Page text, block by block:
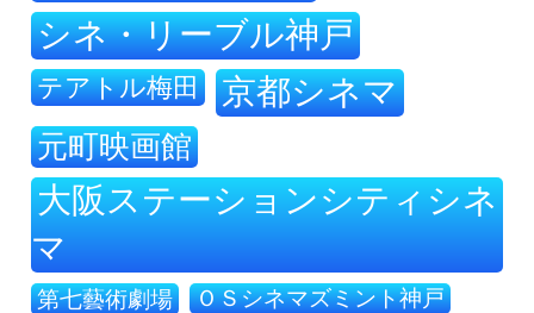
シネ・リーブル神戸
テアトル梅田 京都シネマ
元町映画館
大阪ステーションシティシネ
マ
第七藝術劇場 ＯＳシネマズミント神戸